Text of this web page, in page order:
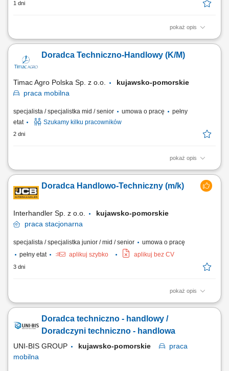
1 dni
pokaż opis
Opis stanowiska: rozwijanie sprzedaży poprzez aktywne działania w
klientów oraz proponowanie dopasowanych rozwiązań, prowadzenie
prezentacji i negocjacji handlowych, utrzymywanie trwałych relacji i
Doradca Techniczno-Handlowy (K/M)
Timac Agro Polska Sp. z o.o.
kujawsko-pomorskie
praca mobilna
specjalista / specjalistka mid / senior umowa o pracę
pełny
etat
Szukamy kilku pracowników
2 dni
pokaż opis
Teren pracy: 2-3 powiaty Twój zakres obowiązków: Odwiedzasz
Analizujesz kondycję upraw i dobrostan zwierząt, aby proponować
skuteczne rozwiązania, Udzielasz wsparcia technicznego i doradztwa w
Doradca Handlowo-Techniczny (m/k)
Interhandler Sp. z o.o.
kujawsko-pomorskie
praca stacjonarna
specjalista / specjalistka junior / mid / senior
umowa o pracę
pełny etat
aplikuj szybko aplikuj bez CV
3 dni
pokaż opis
Twoje zadania: Sprzedaż osprzętu, opon i gąsienic, umów serwisowych,
klientów oraz rozwijanie współpracy z obecnymi partnerami
biznesowymi. Doradztwo techniczne i wsparcie klientów w doborze
Doradca techniczno - handlowy /
Doradczyni techniczno - handlowa
UNI-BIS GROUP kujawsko-pomorskie
praca
mobilna